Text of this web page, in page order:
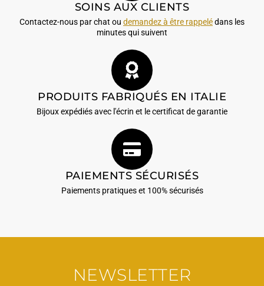
SOINS AUX CLIENTS
Contactez-nous par chat ou demandez à être rappelédans les
minutes qui suivent
PRODUITS FABRIQUÉS EN ITALIE
Bijoux expédiés avec l'écrin et le certificat de garantie
PAIEMENTS SÉCURISÉS
Paiements pratiques et 100% sécurisés
NEWSLETTER